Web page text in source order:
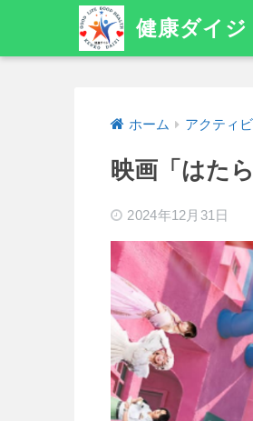
健康ダイジ
ホーム アクティ
映画「はた
2024年12月31日